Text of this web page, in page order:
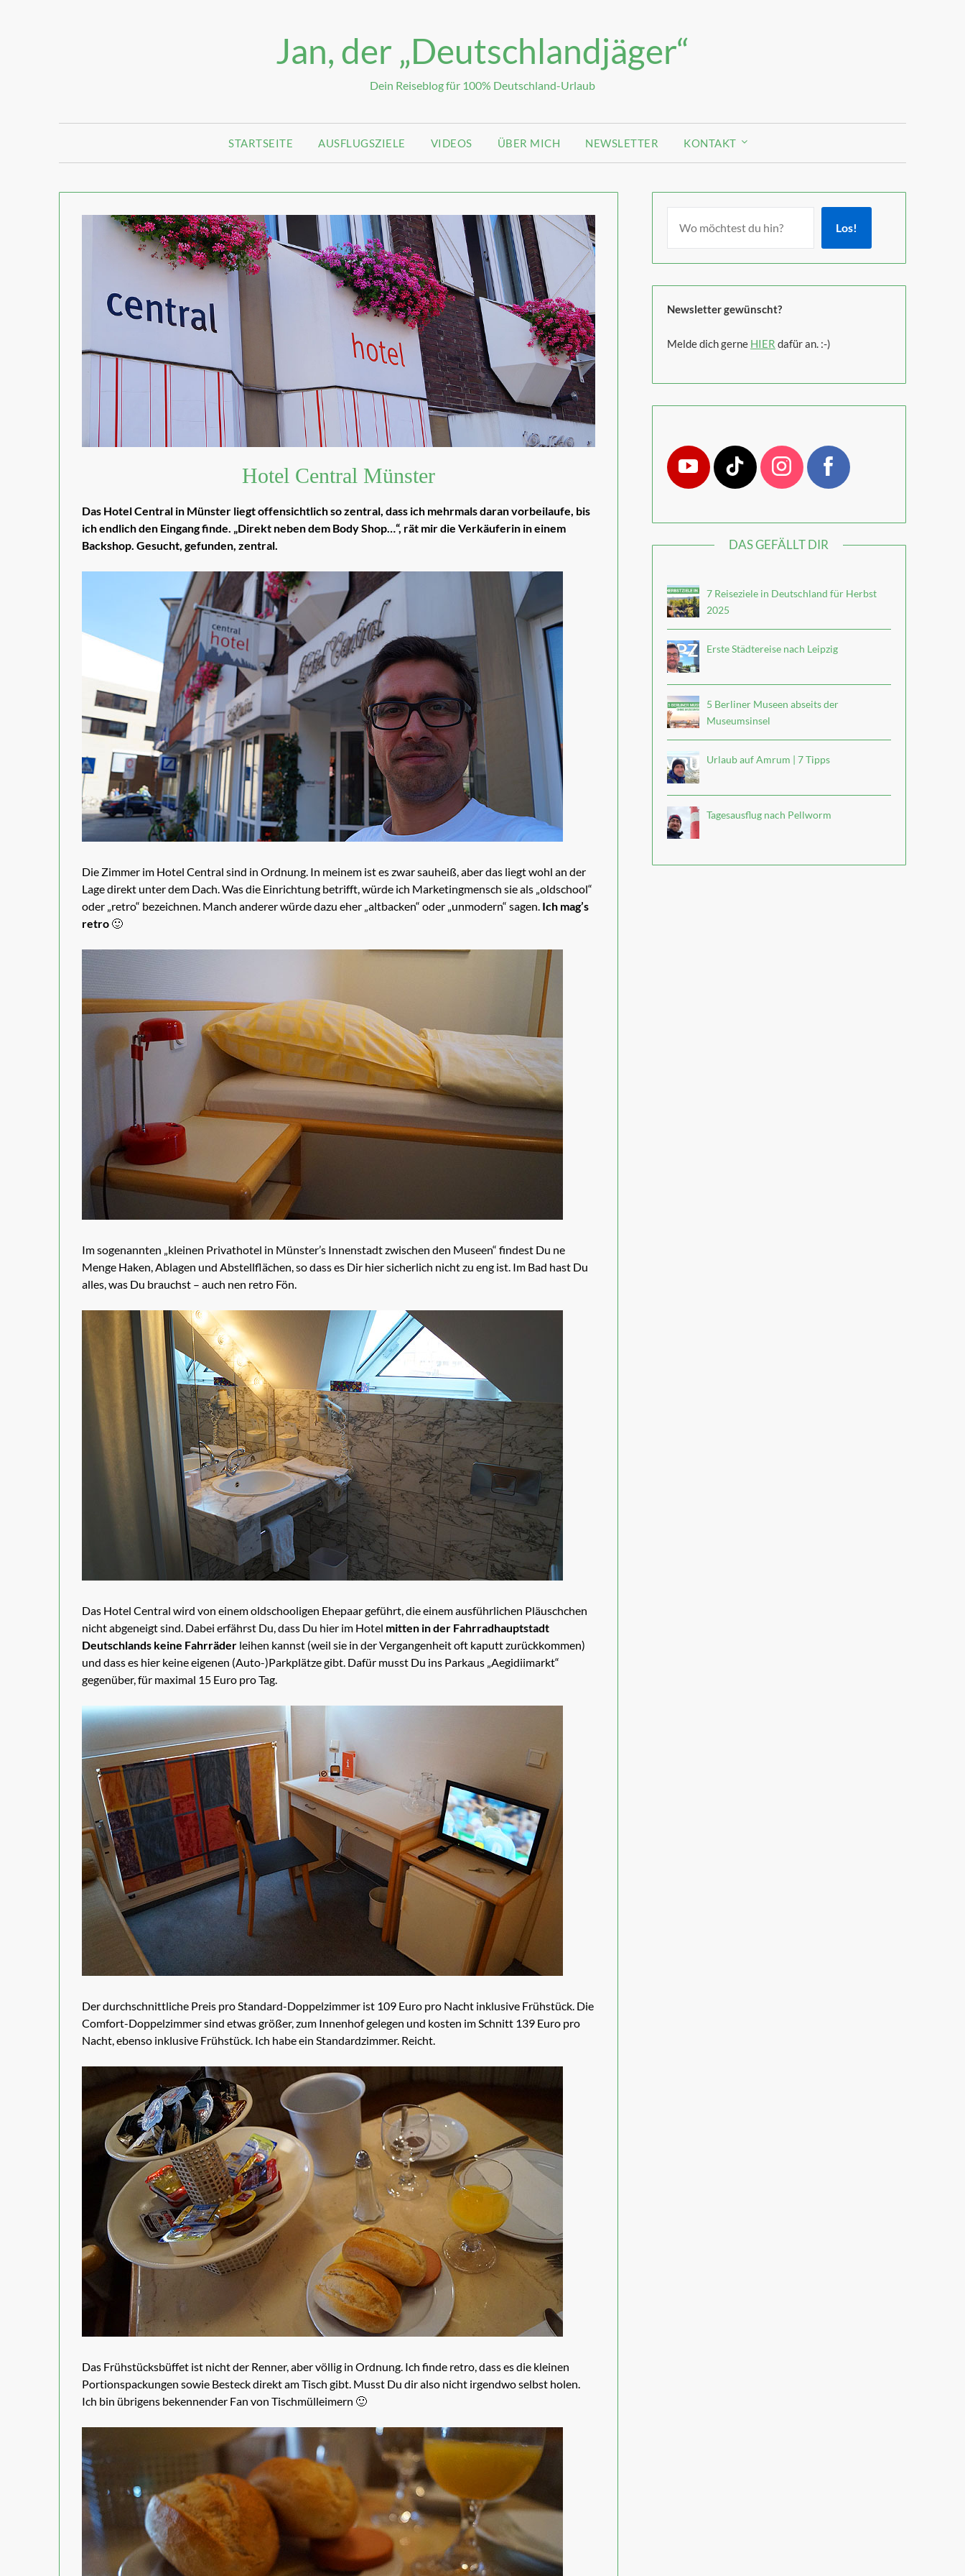
Jan, der „Deutschlandjäger“
Dein Reiseblog für 100% Deutschland-Urlaub
STARTSEITE AUSFLUGSZIELE VIDEOS ÜBER MICH NEWSLETTER KONTAKT
Hotel Central Münster
Das Hotel Central in Münster liegt offensichtlich so zentral, dass ich mehrmals daran vorbeilaufe, bis
ich endlich den Eingang finde. „Direkt neben dem Body Shop…“, rät mir die Verkäuferin in einem
Backshop. Gesucht, gefunden, zentral.
Die Zimmer im Hotel Central sind in Ordnung. In meinem ist es zwar sauheiß, aber das liegt wohl an der
Lage direkt unter dem Dach. Was die Einrichtung betrifft, würde ich Marketingmensch sie als „oldschool“
oder „retro“ bezeichnen. Manch anderer würde dazu eher „altbacken“ oder „unmodern“ sagen. Ich mag’s
retro 🙂
Im sogenannten „kleinen Privathotel in Münster’s Innenstadt zwischen den Museen“ findest Du ne
Menge Haken, Ablagen und Abstellflächen, so dass es Dir hier sicherlich nicht zu eng ist. Im Bad hast Du
alles, was Du brauchst – auch nen retro Fön.
Das Hotel Central wird von einem oldschooligen Ehepaar geführt, die einem ausführlichen Pläuschchen
nicht abgeneigt sind. Dabei erfährst Du, dass Du hier im Hotel mitten in der Fahrradhauptstadt
Deutschlands keine Fahrräder leihen kannst (weil sie in der Vergangenheit oft kaputt zurückkommen)
und dass es hier keine eigenen (Auto-)Parkplätze gibt. Dafür musst Du ins Parkaus „Aegidiimarkt“
gegenüber, für maximal 15 Euro pro Tag.
Der durchschnittliche Preis pro Standard-Doppelzimmer ist 109 Euro pro Nacht inklusive Frühstück. Die
Comfort-Doppelzimmer sind etwas größer, zum Innenhof gelegen und kosten im Schnitt 139 Euro pro
Nacht, ebenso inklusive Frühstück. Ich habe ein Standardzimmer. Reicht.
Das Frühstücksbüffet ist nicht der Renner, aber völlig in Ordnung. Ich finde retro, dass es die kleinen
Portionspackungen sowie Besteck direkt am Tisch gibt. Musst Du dir also nicht irgendwo selbst holen.
Ich bin übrigens bekennender Fan von Tischmülleimern 🙂
Los!
Newsletter gewünscht?
Melde dich gerne HIER dafür an. :-)
DAS GEFÄLLT DIR
7 Reiseziele in Deutschland für Herbst
2025
Erste Städtereise nach Leipzig
5 Berliner Museen abseits der
Museumsinsel
Urlaub auf Amrum | 7 Tipps
Tagesausflug nach Pellworm